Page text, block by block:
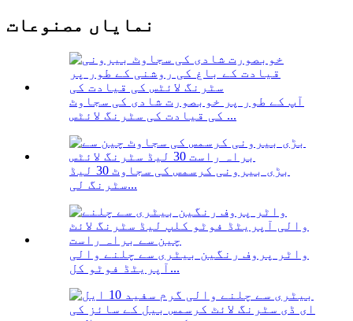
نمایاں مصنوعات
آپ کے طور پر خوبصورت شادی کی سجاوٹ
کی قیادت کی سٹرنگ لائٹس ...
بڑی بیرونی کرسمس کی سجاوٹ 30 لیڈ
سٹرنگ لی...
واٹر پروف رنگین بیٹری سے چلنے والی
آپریٹڈ فوٹو کل...